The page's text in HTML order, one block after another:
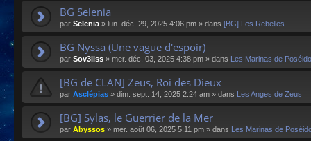
BG Selenia
par Selenia» lun. déc. 29, 2025 4:06 pm » dans [BG] Les Rebelles
BG Nyssa (Une vague d'espoir)
par Sov3liss » mer. déc. 03, 2025 4:38 pm » dans Les Marinas de
[BG de CLAN] Zeus, Roi des Dieux
par Asclépias » dim. sept. 14, 2025 2:24 am » dans Les Anges de Zeus
[BG] Sylas, le Guerrier de la Mer
par Abyssos » mer. août 06, 2025 5:11 pm » dans Les Marinas de